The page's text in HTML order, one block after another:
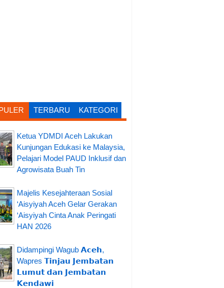
TERBARU KATEGORI
Ketua YDMDI Aceh Lakukan
Kunjungan Edukasi ke Malaysia,
Pelajari Model PAUD Inklusif dan
Agrowisata Buah Tin
Majelis Kesejahteraan Sosial
‘Aisyiyah Aceh Gelar Gerakan
‘Aisyiyah Cinta Anak Peringati
HAN 2026
Didampingi Wagub 𝗔𝗰𝗲𝗵,
Wapres 𝗧𝗶𝗻𝗷𝗮𝘂 𝗝𝗲𝗺𝗯𝗮𝘁𝗮𝗻
𝗟𝘂𝗺𝘂𝘁 𝗱𝗮𝗻 𝗝𝗲𝗺𝗯𝗮𝘁𝗮𝗻
𝗞𝗲𝗻𝗱𝗮𝘄𝗶